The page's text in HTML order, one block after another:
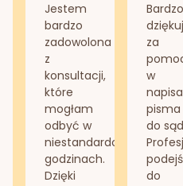
Jestem
bardzo
zadowolona
z
konsultacji,
które
mogłam
odbyć w
niestandardowych
godzinach.
Dzięki
Bardzo
za
w
pisma
do
do